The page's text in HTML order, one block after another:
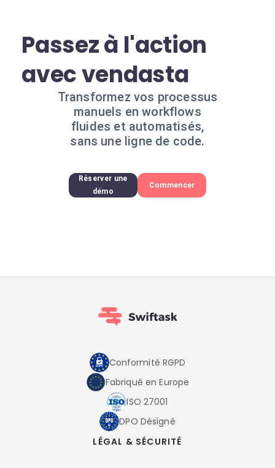
Passez à l'action
avec vendasta
Transformez vos processus
manuels en workflows
fluides et automatisés,
sans une ligne de code.
Réserver une
démo
Commencer
Conformité RGPD
Fabriqué en Europe
ISO 27001
DPO Désigné
LÉGAL & SÉCURITÉ